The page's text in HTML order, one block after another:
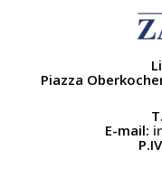
Piazza
T.
E-mail: